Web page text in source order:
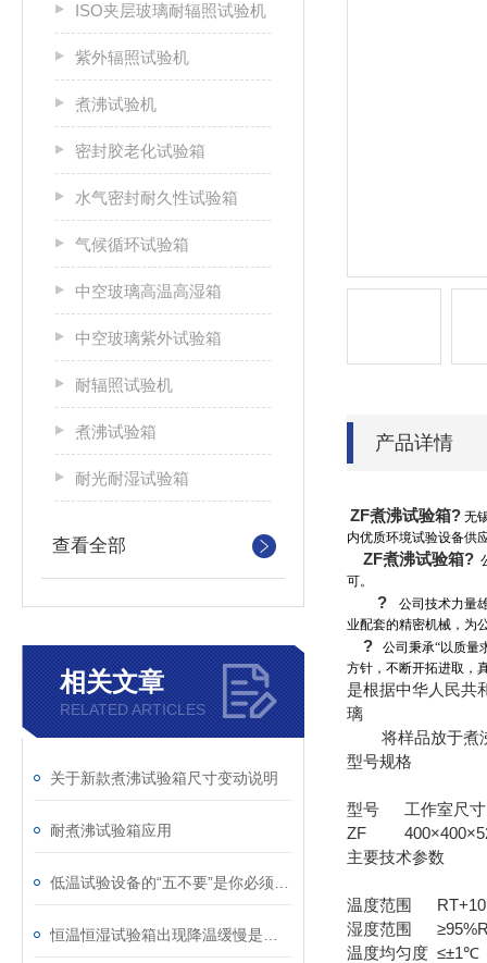
ISO夹层玻璃耐辐照试验机
紫外辐照试验机
煮沸试验机
密封胶老化试验箱
水气密封耐久性试验箱
气候循环试验箱
中空玻璃高温高湿箱
中空玻璃紫外试验箱
耐辐照试验机
煮沸试验箱
耐光耐湿试验箱
查看全部
相关文章
RELATED ARTICLES
关于新款煮沸试验箱尺寸变动说明
耐煮沸试验箱应用
产品详情
ZF煮沸试验箱? 无
内优质环境试验设备供
ZF煮沸试验箱?
可。
?
公司技术力量
业配套的精密机械，为
? 公司秉承“以质量
方针，不断开拓进取，
是根据中华人民共
璃
将样品放于煮沸
型号规格
型号
工作室尺
ZF
主要技术参数
温度范围
湿度范围
温度均匀度 ≤±1℃